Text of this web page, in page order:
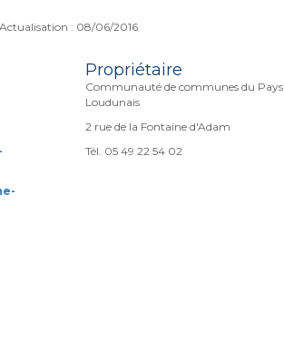
: 08/06/2016
Propriétaire
Communauté de communes du Pays
Loudunais
2 rue de la Fontaine d'Adam
Tél. 05 49 22 54 02